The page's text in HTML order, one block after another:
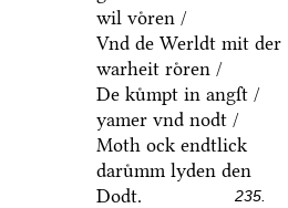
wil voͤren /
Vnd de Werldt mit der
warheit roͤren /
De kuͤmpt in angſt /
yamer vnd nodt /
Moth ock endtlick
daruͤmm lyden den
Dodt.
235.